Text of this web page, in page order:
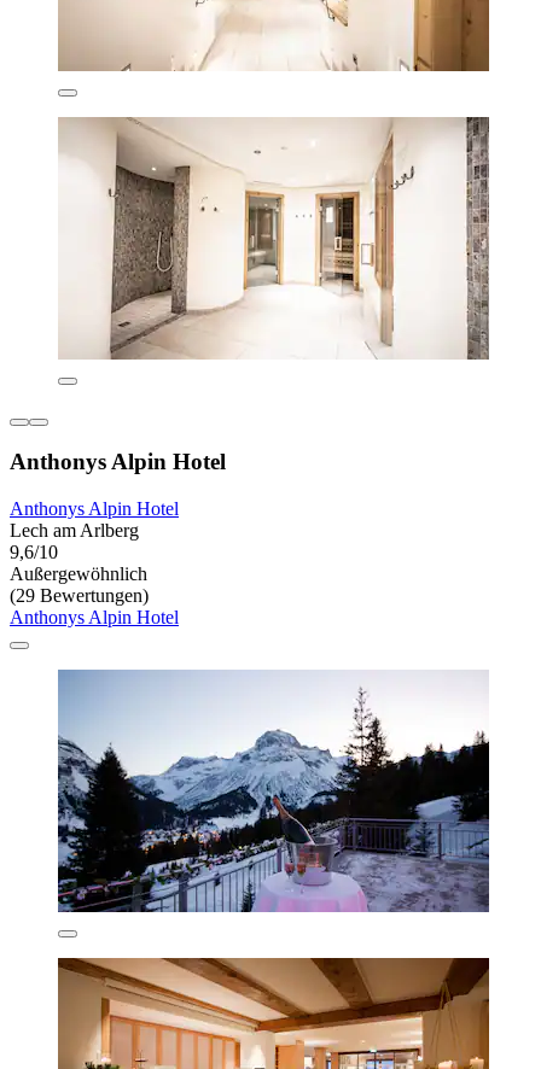
Anthonys Alpin Hotel
Anthonys Alpin Hotel
Lech am Arlberg
9,6/10
Außergewöhnlich
(29 Bewertungen)
Anthonys Alpin Hotel